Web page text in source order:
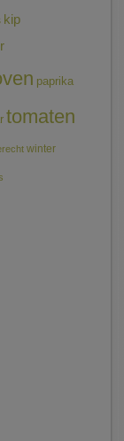
kip
paprika
tomaten
winter